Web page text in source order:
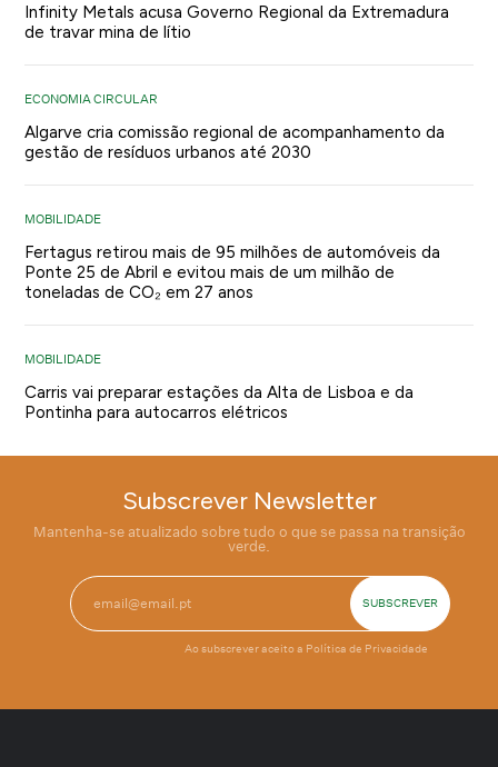
Infinity Metals acusa Governo Regional da Extremadura
de travar mina de lítio
ECONOMIA CIRCULAR
Algarve cria comissão regional de acompanhamento da
gestão de resíduos urbanos até 2030
MOBILIDADE
Fertagus retirou mais de 95 milhões de automóveis da
Ponte 25 de Abril e evitou mais de um milhão de
toneladas de CO₂ em 27 anos
MOBILIDADE
Carris vai preparar estações da Alta de Lisboa e da
Pontinha para autocarros elétricos
Subscrever Newsletter
Mantenha-se atualizado sobre tudo o que se passa na transição
verde.
Ao subscrever aceito a Política de Privacidade